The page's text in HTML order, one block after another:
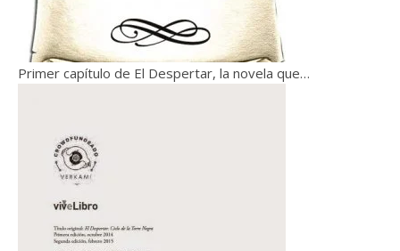
Primer capítulo de El Despertar, la novela que…